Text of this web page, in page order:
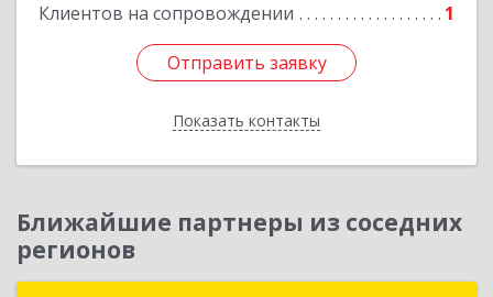
Клиентов на сопровождении 1
Отправить заявку
Показать контакты
Отправить заявку
Назад
Ближайшие партнеры из соседних
регионов